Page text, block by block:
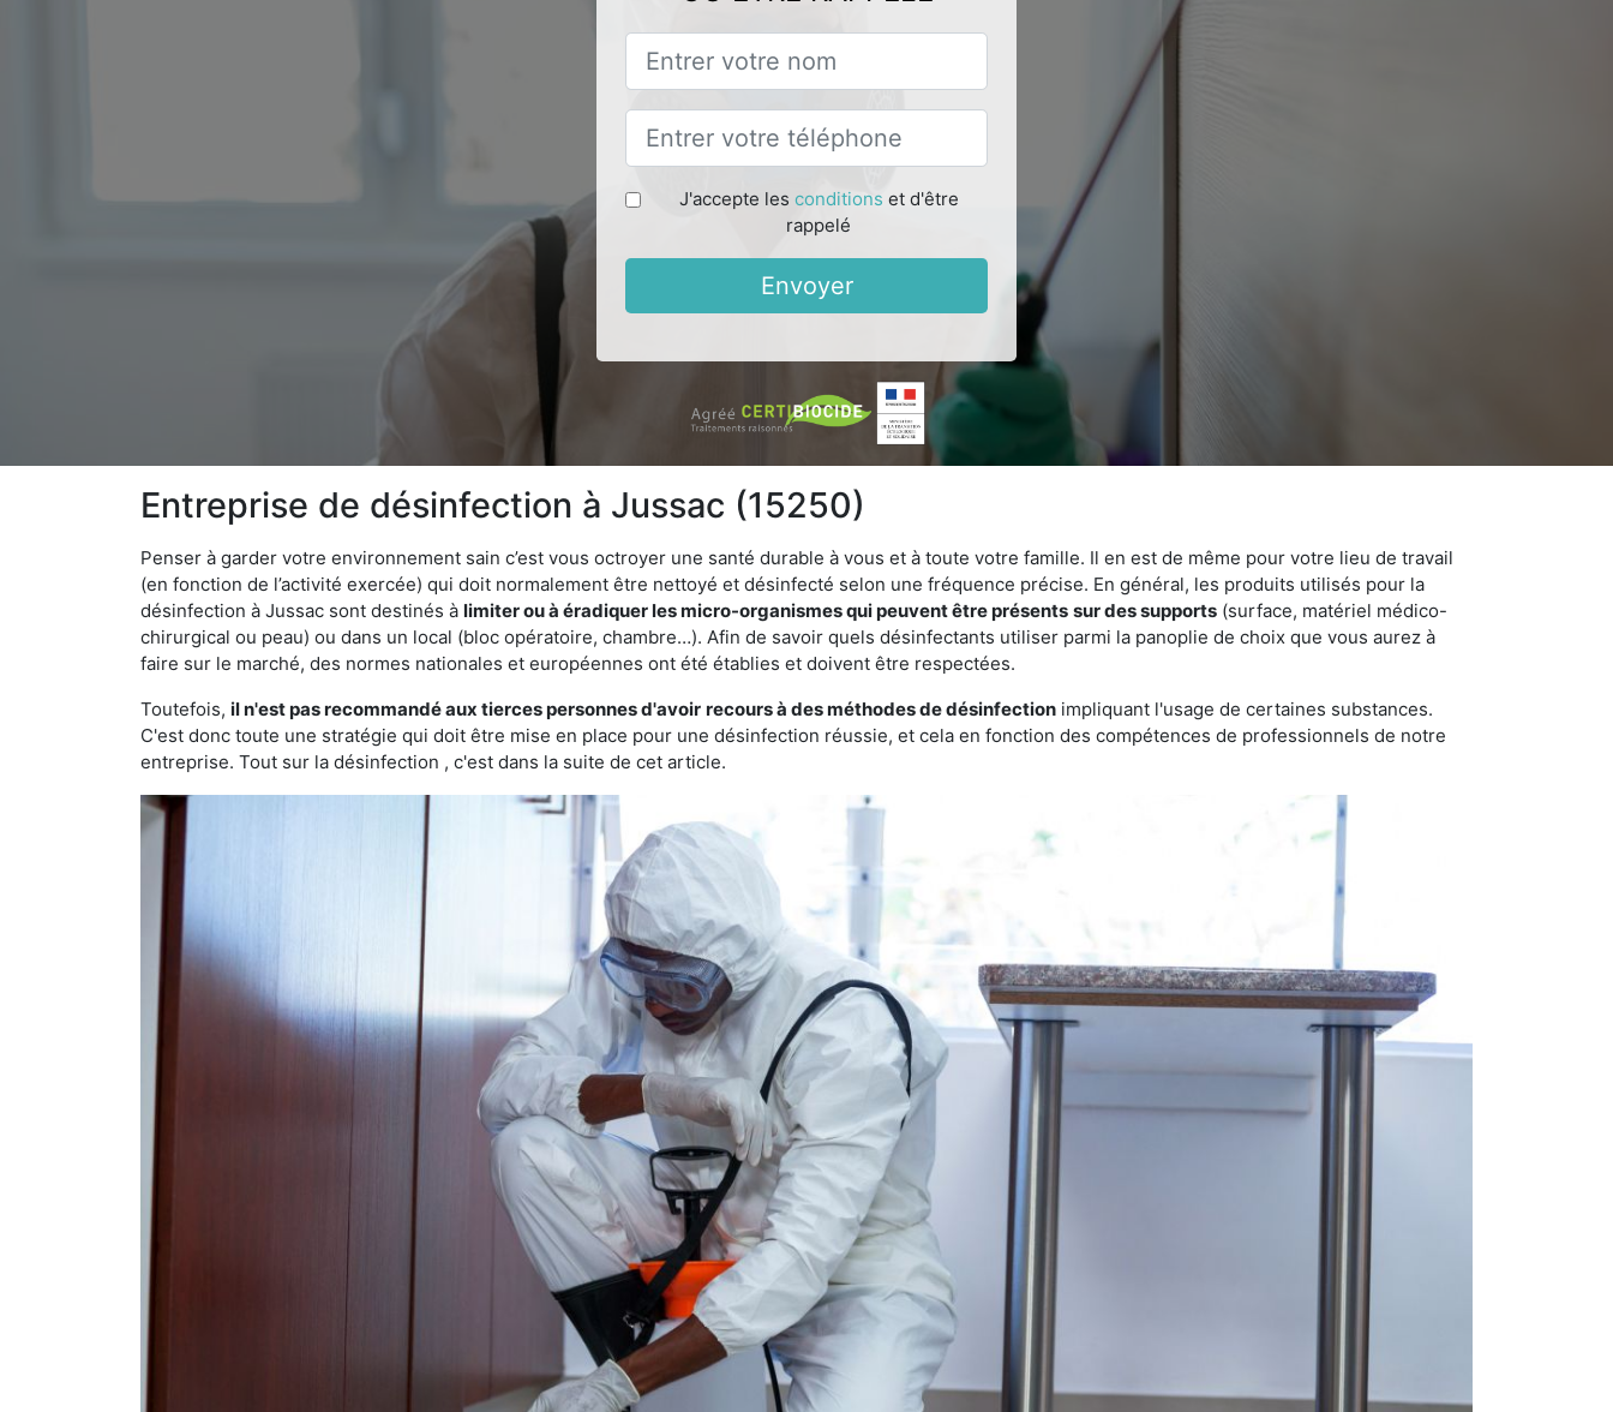
J'accepte les conditions et d'être
rappelé
Envoyer
Entreprise de désinfection à Jussac (15250)
Penser à garder votre environnement sain c’est vous octroyer une santé durable à vous et à toute votre famille. Il en est de même pour votre lieu de travail
(en fonction de l’activité exercée) qui doit normalement être nettoyé et désinfecté selon une fréquence précise. En général, les produits utilisés pour la
désinfection à Jussac sont destinés à limiter ou à éradiquer les micro-organismes qui peuvent être présents sur des supports (surface, matériel médico-
chirurgical ou peau) ou dans un local (bloc opératoire, chambre…). Afin de savoir quels désinfectants utiliser parmi la panoplie de choix que vous aurez à
faire sur le marché, des normes nationales et européennes ont été établies et doivent être respectées.
Toutefois, il n'est pas recommandé aux tierces personnes d'avoir recours à des méthodes de désinfection impliquant l'usage de certaines substances.
C'est donc toute une stratégie qui doit être mise en place pour une désinfection réussie, et cela en fonction des compétences de professionnels de notre
entreprise. Tout sur la désinfection , c'est dans la suite de cet article.